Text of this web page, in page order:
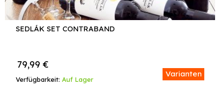
SEDLÁK SET CONTRABAND
Verfügbarkeit: Auf Lager
Varianten
79,99 €